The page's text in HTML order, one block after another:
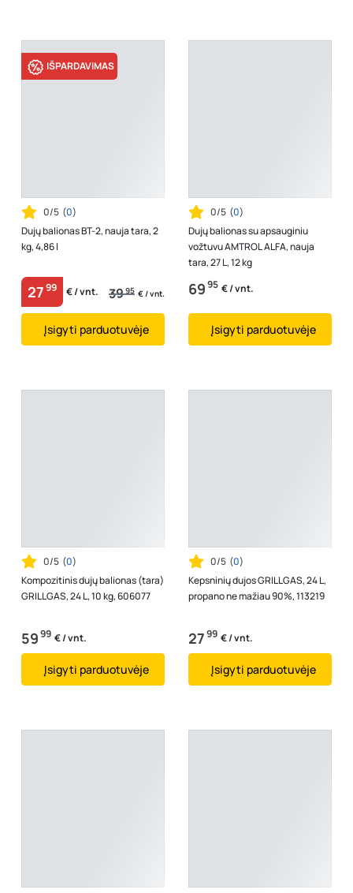
IŠPARDAVIMAS
0/5 (0)
Dujų balionas BT-2, nauja tara, 2
kg, 4,86 l
2799 € / vnt. 3995 € / vnt.
Įsigyti parduotuvėje
0/5 (0)
Dujų balionas su apsauginiu
vožtuvu AMTROL ALFA, nauja
tara, 27 L, 12 kg
6995 € / vnt.
Įsigyti parduotuvėje
0/5 (0)
Kompozitinis dujų balionas (tara)
GRILLGAS, 24 L, 10 kg, 606077
5999 € / vnt.
Įsigyti parduotuvėje
0/5 (0)
Kepsninių dujos GRILLGAS, 24 L,
propano ne mažiau 90%, 113219
2799 € / vnt.
Įsigyti parduotuvėje